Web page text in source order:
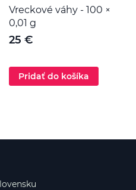
Vreckové váhy - 100 ×
0,01 g
25 €
Pridať do košíka